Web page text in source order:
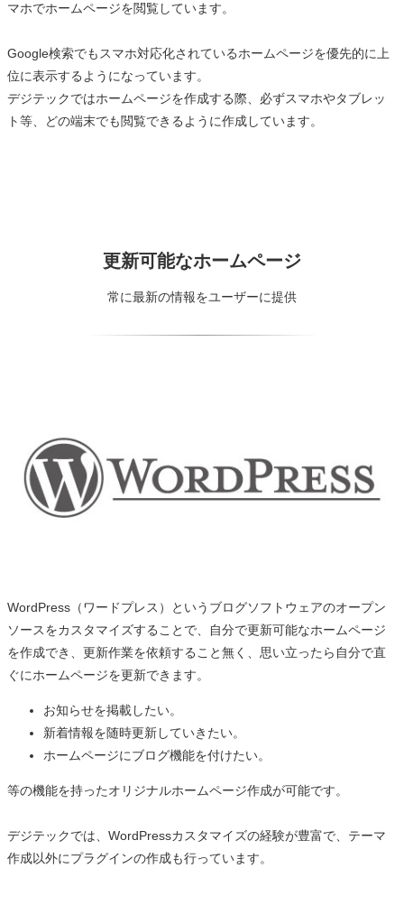
マホでホームページを閲覧しています。
Google検索でもスマホ対応化されているホームページを優先的に上
位に表示するようになっています。
デジテックではホームページを作成する際、必ずスマホやタブレッ
ト等、どの端末でも閲覧できるように作成しています。
更新可能なホームページ
常に最新の情報をユーザーに提供
WordPress（ワードプレス）というブログソフトウェアのオープン
ソースをカスタマイズすることで、自分で更新可能なホームページ
を作成でき、更新作業を依頼すること無く、思い立ったら自分で直
ぐにホームページを更新できます。
お知らせを掲載したい。
新着情報を随時更新していきたい。
ホームページにブログ機能を付けたい。
等の機能を持ったオリジナルホームページ作成が可能です。
デジテックでは、WordPressカスタマイズの経験が豊富で、テーマ
作成以外にプラグインの作成も行っています。